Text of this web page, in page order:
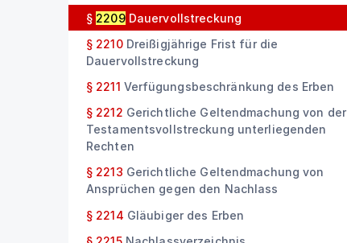
§ 2209 Dauervollstreckung
§ 2210 Dreißigjährige Frist für die
Dauervollstreckung
§ 2211 Verfügungsbeschränkung des Erben
§ 2212 Gerichtliche Geltendmachung von der
Testamentsvollstreckung unterliegenden
Rechten
§ 2213 Gerichtliche Geltendmachung von
Ansprüchen gegen den Nachlass
§ 2214 Gläubiger des Erben